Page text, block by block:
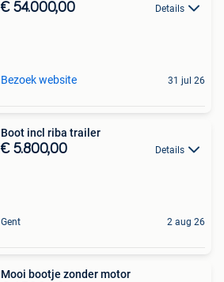
€ 54.000,00 Details
Bezoek website 31 jul 26
Boot incl riba trailer
€ 5.800,00 Details
Gent 2 aug 26
Mooi bootje zonder motor